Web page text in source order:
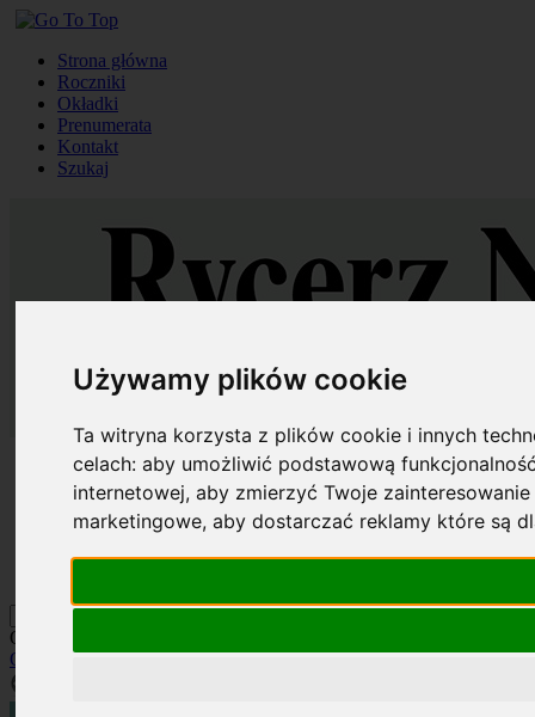
Używamy plików cookie
Ta witryna korzysta z plików cookie i innych
celach:aby umożliwić podstawową
internetowej,aby zmierzyć Twoje
marketingowe,aby dostarczać reklamy które są
Strona główna
Roczniki
Okładki
Prenumerata
Kontakt
Szukaj
Strona główna
Roczniki
Okładki
Prenumerata
Kontakt
Okładka: RN 3/1924
Okładki
»Rocznik 1924»RN 3/1924